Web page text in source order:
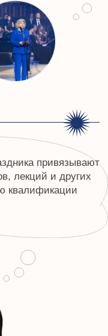
02
«Праотец русской
юридической
Семен Ефимович
В Шотландии, в
Глазго, он слушал
году Десницкий
Россию и стал
профессором
Московского
который читал
русском языке.